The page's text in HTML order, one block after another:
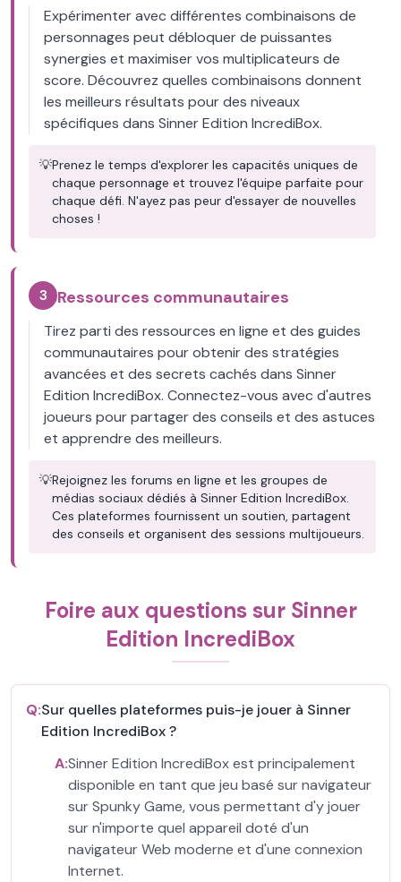
Expérimenter avec différentes combinaisons de
personnages peut débloquer de puissantes
synergies et maximiser vos multiplicateurs de
score. Découvrez quelles combinaisons donnent
les meilleurs résultats pour des niveaux
spécifiques dans Sinner Edition IncrediBox.
💡Prenez le temps d'explorer les capacités uniques de
chaque personnage et trouvez l'équipe parfaite pour
chaque défi. N'ayez pas peur d'essayer de nouvelles
choses !
3 Ressources communautaires
Tirez parti des ressources en ligne et des guides
communautaires pour obtenir des stratégies
avancées et des secrets cachés dans Sinner
Edition IncrediBox. Connectez-vous avec d'autres
joueurs pour partager des conseils et des astuces
et apprendre des meilleurs.
💡Rejoignez les forums en ligne et les groupes de
médias sociaux dédiés à Sinner Edition IncrediBox.
Ces plateformes fournissent un soutien, partagent
des conseils et organisent des sessions multijoueurs.
Foire aux questions sur Sinner
Edition IncrediBox
Q:Sur quelles plateformes puis-je jouer à Sinner
Edition IncrediBox ?
A:Sinner Edition IncrediBox est principalement
disponible en tant que jeu basé sur navigateur
sur Spunky Game, vous permettant d'y jouer
sur n'importe quel appareil doté d'un
navigateur Web moderne et d'une connexion
Internet.